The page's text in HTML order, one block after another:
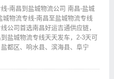
-南昌到盐城物流公司 南昌-盐城
城物流专线-南昌至盐城物流专线
公司首选南昌好运吉通供应链，
盐城物流专线天天发车，2-3天可
都区、响水县、滨海县、阜宁